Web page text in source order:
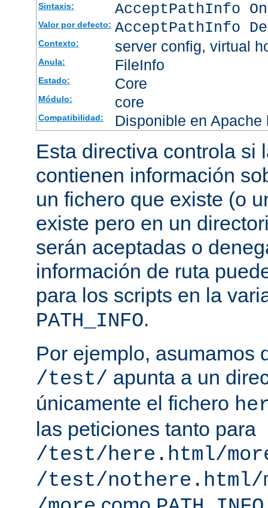
Sintaxis: AcceptPathInfo
Valor por defecto: AcceptPathInfo
Contexto: server config, virtual
Anula: FileInfo
Estado: Core
Módulo: core
Compatibilidad: Disponible en
Esta directiva controla si
contienen información
un fichero que existe (o
existe pero en un
serán aceptadas o
información de ruta
para los scripts en la
PATH_INFO.
Por ejemplo, asumamos
/test/ apunta a un
únicamente el fichero
las peticiones tanto para
/test/here.html/
/test/nothere.html/